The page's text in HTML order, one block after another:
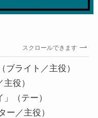
スクロールできます
ブライト／主役）
役）
（テー）
ー／主役）